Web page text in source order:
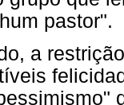
pastor".
a